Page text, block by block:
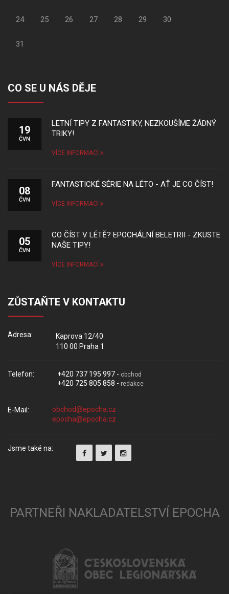
24 25 26 27 28 29 30
31
CO SE U NÁS DĚJE
19
ČVN
LETNÍ TIPY Z FANTASTIKY, NEZKOUŠÍME ŽÁDNÝ
TRIKY!
VÍCE INFORMACÍ
08
ČVN
FANTASTICKÉ SÉRIE NA LÉTO - AŤ JE CO ČÍST!
VÍCE INFORMACÍ
05
ČVN
CO ČÍST V LÉTĚ? EPOCHÁLNÍ BELETRII - ZKUSTE
NAŠE TIPY!
VÍCE INFORMACÍ
ZŮSTAŇTE V KONTAKTU
Adresa:
Kaprova 12/40
110 00 Praha 1
Telefon: +420 737 195 997 - obchod
+420 725 805 858 - redakce
E-Mail:
Jsme také na:
PARTNEŘI NAKLADATELSTVÍ EPOCHA